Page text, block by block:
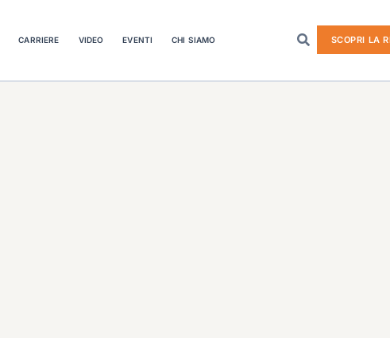
CARRIERE VIDEO EVENTI CHI SIAMO SCOPRI LA